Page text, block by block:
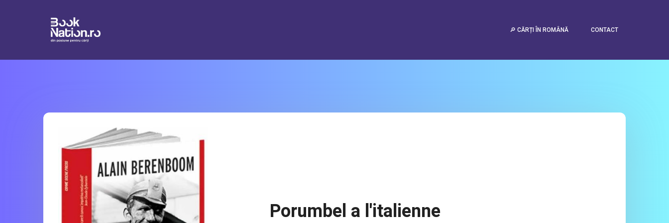
🔎 CĂRȚI ÎN ROMÂNĂ CONTACT
Porumbel a l'italienne